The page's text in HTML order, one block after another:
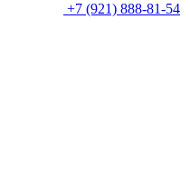
+7 (921) 888-81-54